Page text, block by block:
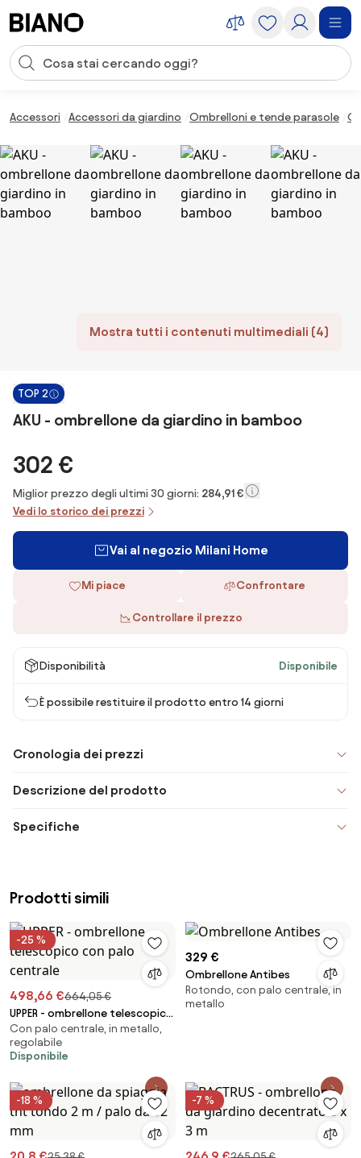
Input della ricerca
Accessori Accessori da giardino Ombrelloni e tende parasole
Mostra tutti i contenuti multimediali (4)
TOP 2
AKU - ombrellone da giardino in bamboo
302 €
Miglior prezzo degli ultimi 30 giorni: 284,91 €
Vedi lo storico dei prezzi
Vai al negozio Milani Home
Mi piace Confrontare
Controllare il prezzo
Disponibilità Disponibile
È possibile restituire il prodotto entro 14 giorni
Cronologia dei prezzi
Descrizione del prodotto
Specifiche
Prodotti simili
-25 %
498,66 €664,05 €
UPPER - ombrellone telescopico
con palo centrale
Con palo centrale, in metallo,
regolabile
Disponibile
329 €
Ombrellone Antibes
Rotondo, con palo centrale, in
metallo
-18 % -7 %